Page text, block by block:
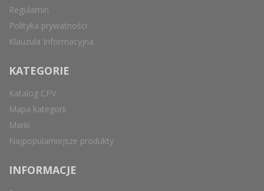
Regulamin
Polityka prywatności
Klauzula Informacyjna
KATEGORIE
Katalog CPV
Mapa kategorii
Marki
Najpopularniejsze produkty
INFORMACJE